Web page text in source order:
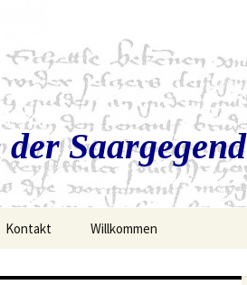
Saargegend
Kontakt Willkommen